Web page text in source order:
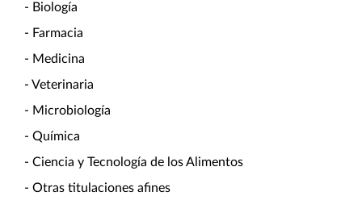
- Biología
- Farmacia
- Medicina
- Veterinaria
- Microbiología
- Química
- Ciencia y Tecnología de los Alimentos
- Otras titulaciones afines